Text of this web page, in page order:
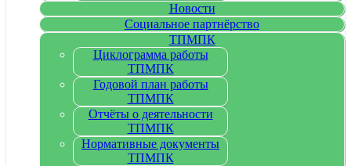
Новости
Социальное партнёрство
ТПМПК
Циклограмма работы
ТПМПК
Годовой план работы
ТПМПК
Отчёты о деятельности
ТПМПК
Нормативные документы
ТПМПК